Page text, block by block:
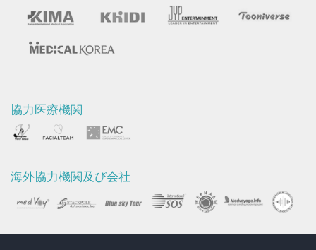
協力医療機関
海外協力機関及び会社